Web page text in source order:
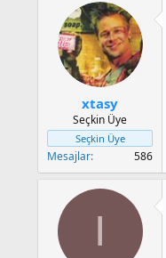
xtasy
Seçkin Üye
Seçkin Üye
Mesajlar 586
I